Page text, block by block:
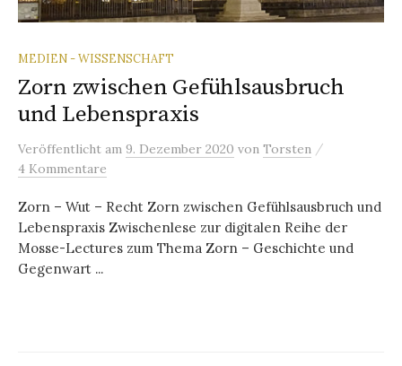
MEDIEN - WISSENSCHAFT
Zorn zwischen Gefühlsausbruch
und Lebenspraxis
Veröffentlicht am 9. Dezember 2020 von Torsten /
4 Kommentare
Zorn – Wut – Recht Zorn zwischen Gefühlsausbruch und
Lebenspraxis Zwischenlese zur digitalen Reihe der
Mosse-Lectures zum Thema Zorn – Geschichte und
Gegenwart ...